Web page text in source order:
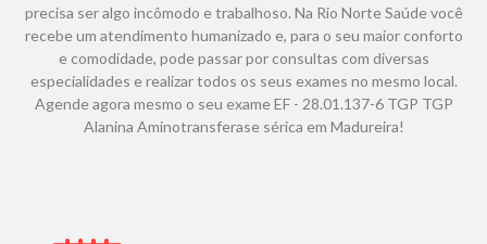
precisa ser algo incômodo e trabalhoso. Na Rio Norte Saúde você
recebe um atendimento humanizado e, para o seu maior conforto
e comodidade, pode passar por consultas com diversas
especialidades e realizar todos os seus exames no mesmo local.
Agende agora mesmo o seu exame EF - 28.01.137-6 TGP TGP
Alanina Aminotransferase sérica em Madureira!